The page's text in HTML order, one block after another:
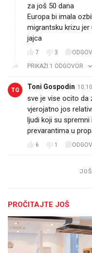
za još 50 dana
Europa bi imala
migrantsku krizu jer
jajca
7 3
PRIKAŽI 1 ODGOVOR
TG Toni Gospodin
sve je vise ocito da
vjerojatno jos
ljudi koji su
prevarantima u
6 1
PROČITAJTE JOŠ